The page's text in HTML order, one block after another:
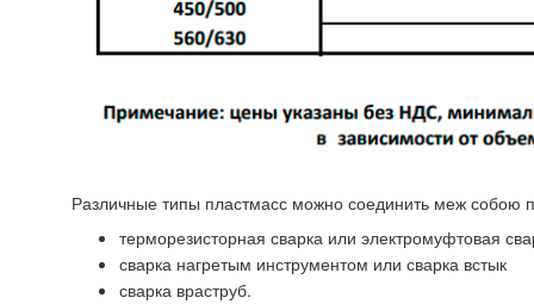
Различные типы пластмасс можно соединить меж собою
терморезисторная сварка или электромуфтовая
сварка нагретым инструментом или сварка встык
сварка враструб.